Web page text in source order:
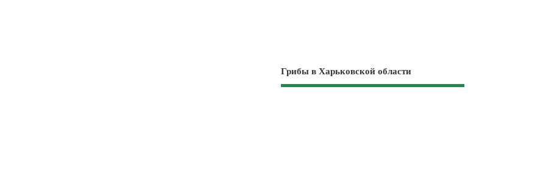
Грибы в Харьковской области